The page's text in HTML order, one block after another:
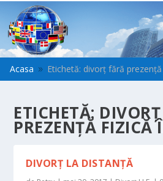
Acasa 9 Etichetă: divorț fără
ETICHETĂ:
PREZENȚĂ FIZICĂ
DIVORŢ LA DISTANŢĂ